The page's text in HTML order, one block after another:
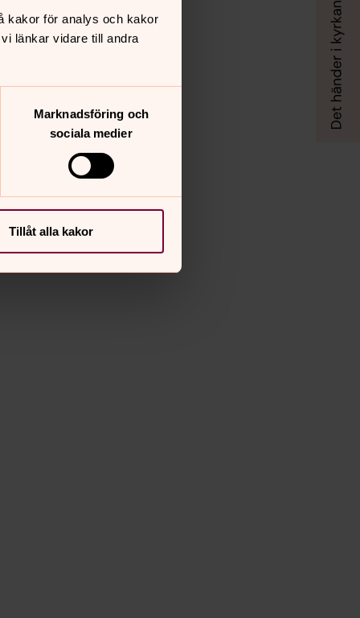
kakor för analys och kakor
länkar vidare till andra
Marknadsföring och
sociala medier
Tillåt alla kakor